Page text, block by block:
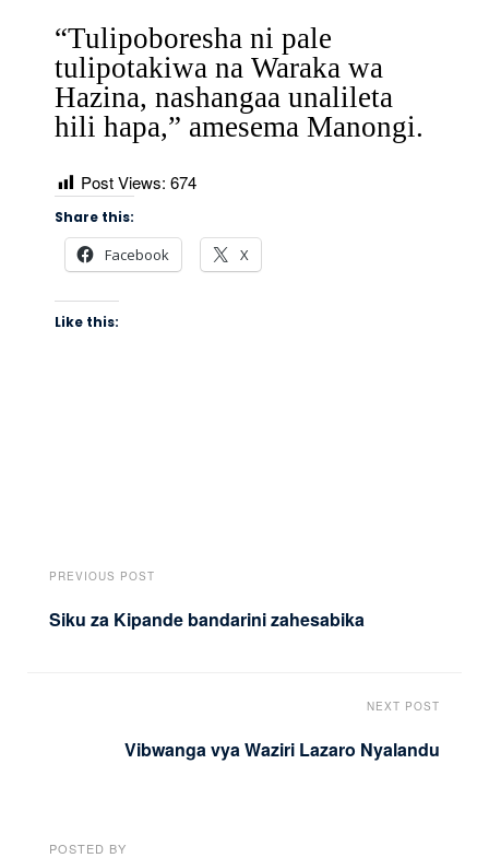
“Tulipoboresha ni pale
tulipotakiwa na Waraka wa
Hazina, nashangaa unalileta
hili hapa,” amesema Manongi.
Post Views: 674
Share this:
Facebook X
Like this:
PREVIOUS POST
Siku za Kipande bandarini zahesabika
NEXT POST
Vibwanga vya Waziri Lazaro Nyalandu
POSTED BY